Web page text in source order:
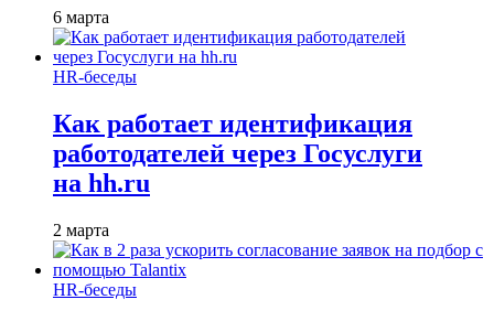
6 марта
HR-беседы
Как работает идентификация
работодателей через Госуслуги
на hh.ru
2 марта
HR-беседы